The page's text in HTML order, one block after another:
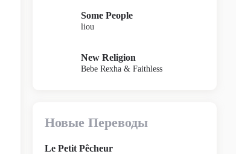
Some People
liou
New Religion
Bebe Rexha & Faithless
Новые Переводы
Le Petit Pêcheur